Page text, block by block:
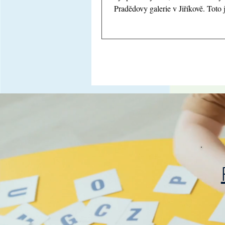
Pradědovy galerie v Jiříkově. Toto
Děti tak na chvíli vstoupily do
zblízka prohlédnout obřího děda
pohádkové postavy, dřevěná zvířata i
nejrůznější řezbářské zajímavo